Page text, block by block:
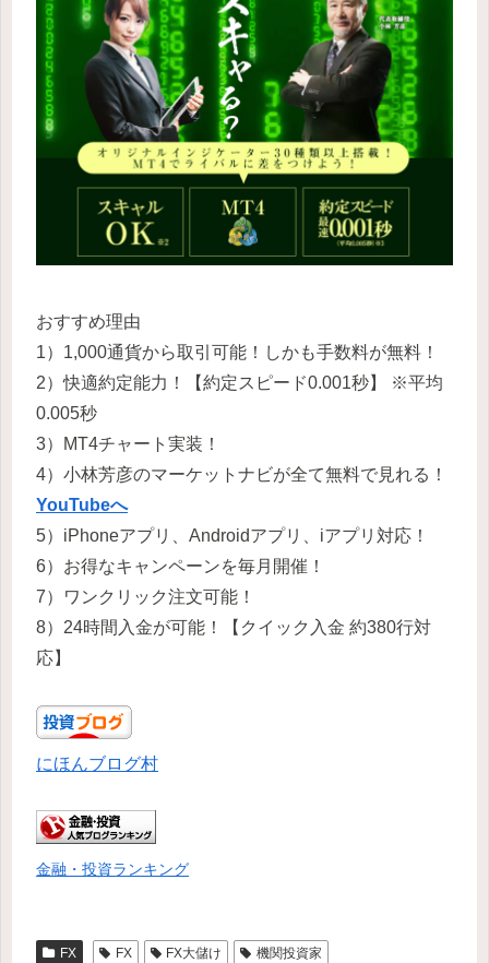
おすすめ理由
1）1,000通貨から取引可能！しかも手数料が無料！
2）快適約定能力！【約定スピード0.001秒】 ※平均
0.005秒
3）MT4チャート実装！
4）小林芳彦のマーケットナビが全て無料で見れる！
YouTubeへ
5）iPhoneアプリ、Androidアプリ、iアプリ対応！
6）お得なキャンペーンを毎月開催！
7）ワンクリック注文可能！
8）24時間入金が可能！【クイック入金 約380行対
応】
にほんブログ村
金融・投資ランキング
FX FX FX大儲け 機関投資家